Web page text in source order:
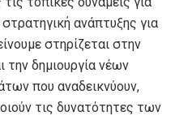
ανάπτυξης για
στηρίζεται στην
δημιουργία νέων
που αναδεικνύουν,
τις δυνατότητες των